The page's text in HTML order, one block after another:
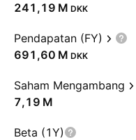
‪241,19 M‬ DKK
Pendapatan (FY)
‪691,60 M‬ DKK
Saham Mengambang
‪7,19 M‬
Beta (1Y)